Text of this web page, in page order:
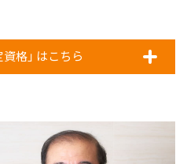
資格」 はこちら